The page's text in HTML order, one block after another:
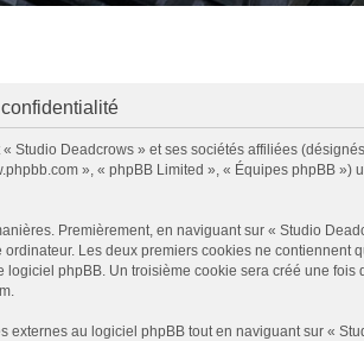
Studio Deadcrows » et ses sociétés affiliées
», « phpBB Limited », « Équipes phpBB
Premièrement, en naviguant sur « Studio
Les deux premiers cookies ne
phpBB. Un troisième cookie sera créé une
externes au logiciel phpBB tout en naviguant sur «